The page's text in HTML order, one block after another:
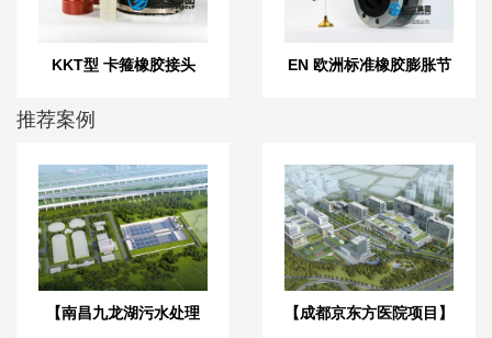
KKT型 卡箍橡胶接头 EN 欧洲标准橡胶膨胀节
推荐案例
【南昌九龙湖污水处理
【成都京东方医院项目】